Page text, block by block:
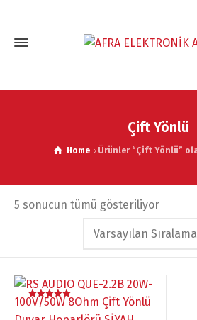
Çift Yönlü
Home Ürünler “Çift Yönlü”
5 sonucun tümü gösteriliyor
5 üzerinden